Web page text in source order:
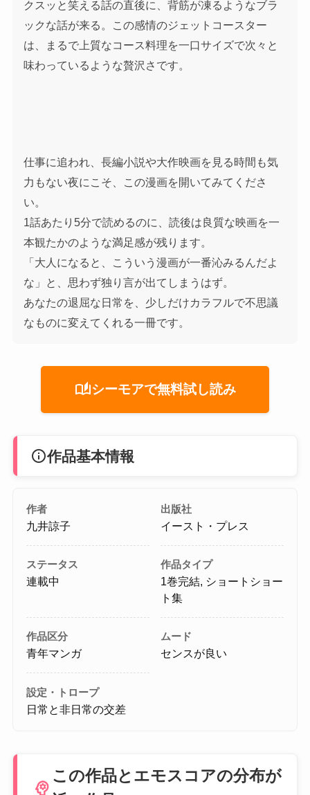
クスッと笑える話の直後に、背筋が凍るようなブラ
ックな話が来る。この感情のジェットコースター
は、まるで上質なコース料理を一口サイズで次々と
味わっているような贅沢さです。
仕事に追われ、長編小説や大作映画を見る時間も気
力もない夜にこそ、この漫画を開いてみてくださ
い。
1話あたり5分で読めるのに、読後は良質な映画を一
本観たかのような満足感が残ります。
「大人になると、こういう漫画が一番沁みるんだよ
な」と、思わず独り言が出てしまうはず。
あなたの退屈な日常を、少しだけカラフルで不思議
なものに変えてくれる一冊です。
auto_storiesシーモアで無料試し読み
info作品基本情報
作者
九井諒子
出版社
イースト・プレス
ステータス
連載中
作品タイプ
1巻完結, ショートショー
ト集
作品区分
青年マンガ
ムード
センスが良い
設定・トロープ
日常と非日常の交差
psychology
この作品とエモスコアの分布が